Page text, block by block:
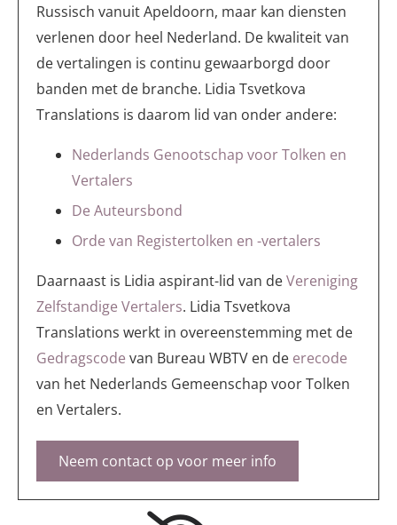
Russisch vanuit Apeldoorn, maar kan diensten
verlenen door heel Nederland. De kwaliteit van
de vertalingen is continu gewaarborgd door
banden met de branche. Lidia Tsvetkova
Translations is daarom lid van onder andere:
Nederlands Genootschap voor Tolken en
Vertalers
De Auteursbond
Orde van Registertolken en -vertalers
Daarnaast is Lidia aspirant-lid van deVereniging
Zelfstandige Vertalers. Lidia Tsvetkova
Translations werkt in overeenstemming met de
Gedragscode van Bureau WBTV en de erecode
van het Nederlands Gemeenschap voor Tolken
en Vertalers.
Neem contact op voor meer info